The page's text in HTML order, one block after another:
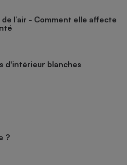
l’air - Comment elle affecte
d'intérieur blanches
?